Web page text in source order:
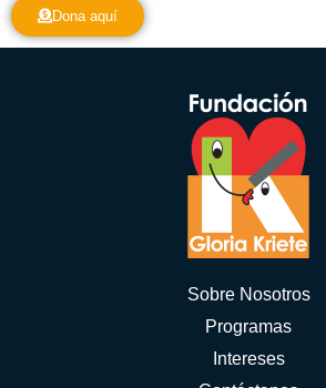
Dona aquí
Sobre Nosotros
Programas
Intereses